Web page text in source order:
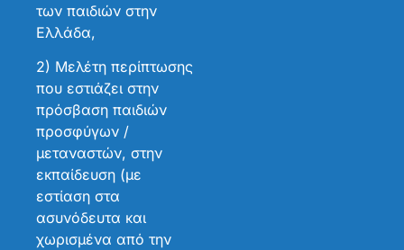
των παιδιών στην
Ελλάδα,
2) Μελέτη περίπτωσης
που εστιάζει στην
πρόσβαση παιδιών
προσφύγων /
μεταναστών, στην
εκπαίδευση (με
εστίαση στα
ασυνόδευτα και
χωρισμένα από την